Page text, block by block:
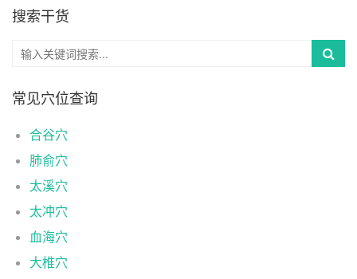
搜索干货
常见穴位查询
合谷穴
肺俞穴
太溪穴
太冲穴
血海穴
大椎穴